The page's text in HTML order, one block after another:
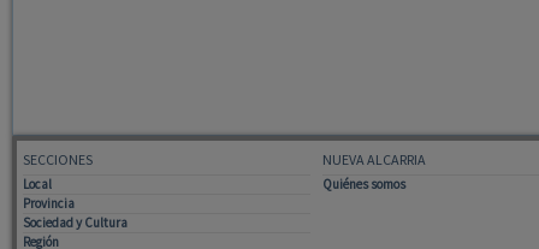
SECCIONES
Local
Provincia
Sociedad y Cultura
Región
NUEVA ALCARRIA
Quiénes somos